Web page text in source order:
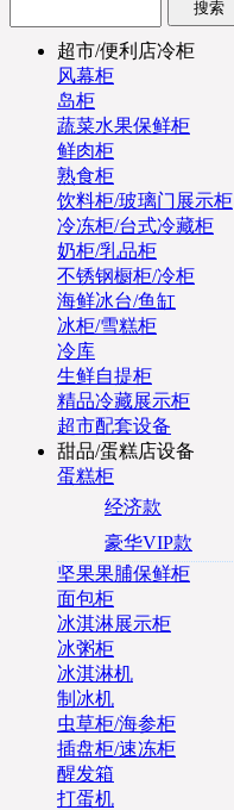
超市/便利店冷柜
风幕柜
岛柜
蔬菜水果保鲜柜
鲜肉柜
熟食柜
饮料柜/玻璃门展示柜
冷冻柜/台式冷藏柜
奶柜/乳品柜
不锈钢橱柜/冷柜
海鲜冰台/鱼缸
冰柜/雪糕柜
冷库
生鲜自提柜
精品冷藏展示柜
超市配套设备
甜品/蛋糕店设备
蛋糕柜
经济款
豪华VIP款
坚果果脯保鲜柜
面包柜
冰淇淋展示柜
冰粥柜
冰淇淋机
制冰机
虫草柜/海参柜
插盘柜/速冻柜
醒发箱
打蛋机